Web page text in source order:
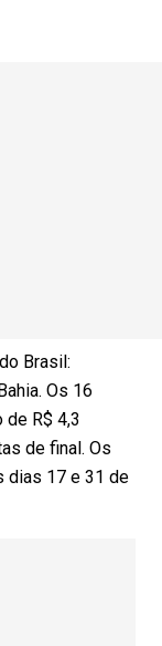
Brasil:
Os 16
R$ 4,3
de final. Os
dias 17 e 31 de